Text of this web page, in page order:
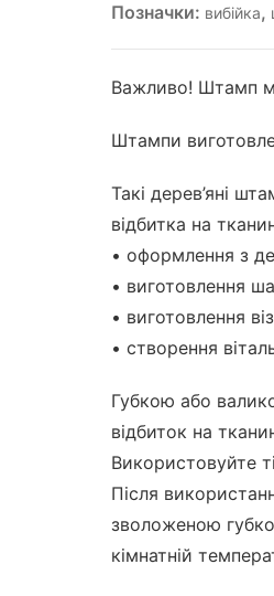
Позначки: вибійка,
Важливо! Штамп
Штампи
Такі дерев’яні
відбитка на
• оформлення з
• виготовлення
• виготовлення
• створення
Губкою або
відбиток на
Використовуйте
Після
зволоженою
кімнатній